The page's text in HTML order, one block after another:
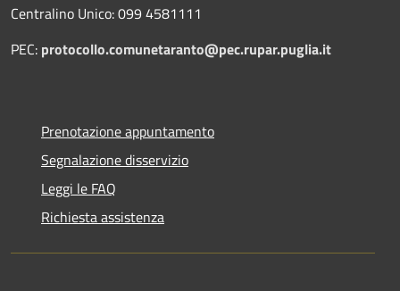
Centralino Unico: 099 4581111
PEC: protocollo.comunetaranto@pec.rupar.puglia.it
Prenotazione appuntamento
Segnalazione disservizio
Leggi le FAQ
Richiesta assistenza